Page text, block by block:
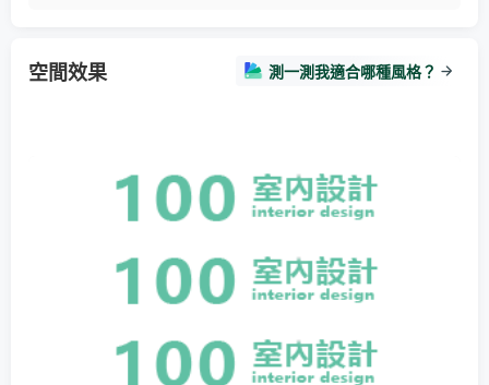
空間效果 測一測我適合哪種風格？